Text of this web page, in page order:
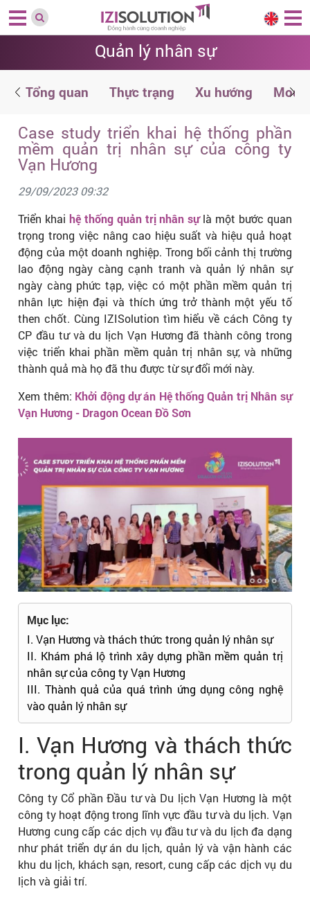
Quản lý nhân sự
Tổng quan Thực trạng Xu hướng
Case study triển khai hệ thống phần
mềm quản trị nhân sự của công ty
Vạn Hương
29/09/2023 09:32
Triển khaihệ thống quản trị nhân sự là một bước quan
trọng trong việc nâng cao hiệu suất và hiệu quả hoạt
động của một doanh nghiệp. Trong bối cảnh thị trường
lao động ngày càng cạnh tranh và quản lý nhân sự
ngày càng phức tạp, việc có một phần mềm quản trị
nhân lực hiện đại và thích ứng trở thành một yếu tố
then chốt. Cùng IZISolution tìm hiểu về cách Công ty
CP đầu tư và du lịch Vạn Hương đã thành công trong
việc triển khai phần mềm quản trị nhân sự, và những
thành quả mà họ đã thu được từ sự đổi mới này.
Xem thêm: Khởi động dự án Hệ thống Quản trị Nhân sự
Vạn Hương - Dragon Ocean Đồ Sơn
Mục lục:
I. Vạn Hương và thách thức trong quản lý nhân sự
II. Khám phá lộ trình xây dựng phần mềm quản trị
nhân sự của công ty Vạn Hương
III. Thành quả của quá trình ứng dụng công nghệ
vào quản lý nhân sự
I. Vạn Hương và thách thức
trong quản lý nhân sự
Công ty Cổ phần Đầu tư và Du lịch Vạn Hương là một
công ty hoạt động trong lĩnh vực đầu tư và du lịch. Vạn
Hương cung cấp các dịch vụ đầu tư và du lịch đa dạng
như phát triển dự án du lịch, quản lý và vận hành các
khu du lịch, khách sạn, resort, cung cấp các dịch vụ du
lịch và giải trí.